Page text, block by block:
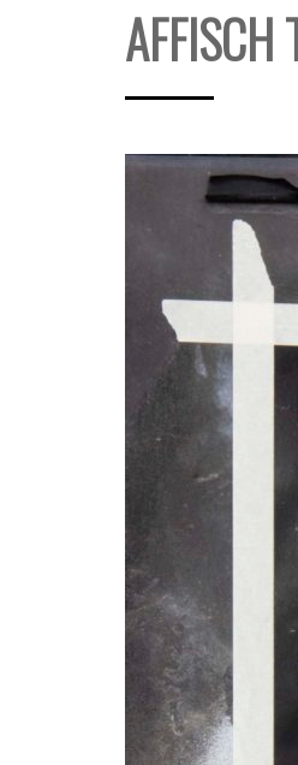
AFFISCH
3
november,